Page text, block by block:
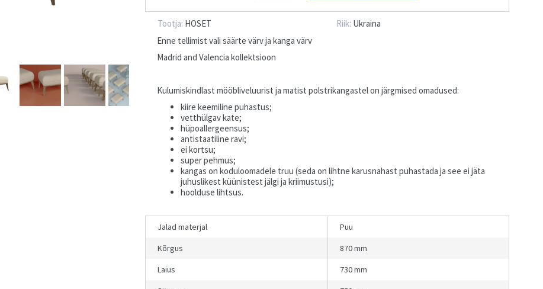
Tootja: HOSET Riik: Ukraina
Enne tellimist vali säärte värv ja kanga värv
Madrid and Valencia kollektsioon
Kulumiskindlast mööbliveluurist ja matist polstrikangastel on järgmised omadused:
kiire keemiline puhastus;
vetthülgav kate;
hüpoallergeensus;
antistaatiline ravi;
ei kortsu;
super pehmus;
kangas on koduloomadele truu (seda on lihtne karusnahast puhastada ja see ei jäta
juhuslikest küünistest jälgi ja kriimustusi);
hoolduse lihtsus.
Jalad materjal
Puu
Kõrgus
870 mm
Laius
730 mm